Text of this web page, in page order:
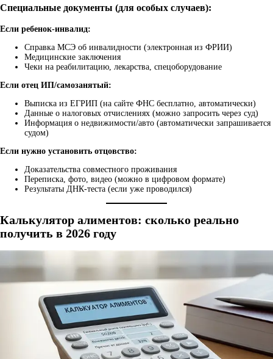
Специальные документы (для особых случаев):
Если ребенок-инвалид:
Справка МСЭ об инвалидности (электронная из ФРИИ)
Медицинские заключения
Чеки на реабилитацию, лекарства, спецоборудование
Если отец ИП/самозанятый:
Выписка из ЕГРИП (на сайте ФНС бесплатно, автоматически)
Данные о налоговых отчислениях (можно запросить через суд)
Информация о недвижимости/авто (автоматически запрашивается
судом)
Если нужно установить отцовство:
Доказательства совместного проживания
Переписка, фото, видео (можно в цифровом формате)
Результаты ДНК-теста (если уже проводился)
Калькулятор алиментов: сколько реально
получить в 2026 году